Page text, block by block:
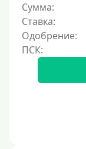
Сумма:
Ставка:
Одобрение: